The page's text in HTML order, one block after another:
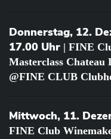
Donnerstag, 12.
17.00 Uhr | FINE
Masterclass Chateau
@FINE CLUB
Mittwoch, 11.
FINE Club